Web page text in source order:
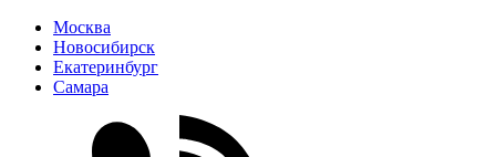
Москва
Новосибирск
Екатеринбург
Самара